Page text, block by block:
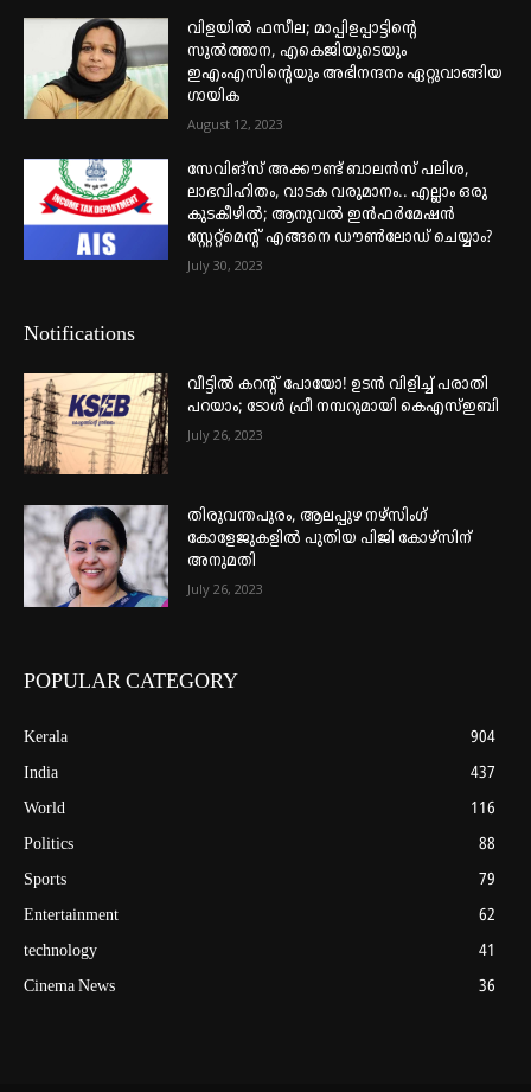
വിളയിൽ ഫസീല; മാപ്പിളപ്പാട്ടിന്റെ
സുൽത്താന, എകെജിയുടെയും
ഇഎംഎസിന്റെയും അഭിനന്ദനം ഏറ്റുവാങ്ങിയ
ഗായിക
August 12, 2023
സേവിങ്സ് അക്കൗണ്ട് ബാലൻസ് പലിശ,
ലാഭവിഹിതം, വാടക വരുമാനം.. എല്ലാം ഒരു
കുടകീഴിൽ; ആനുവൽ ഇൻഫർമേഷൻ
സ്റ്റേറ്റ്മെന്റ് എങ്ങനെ ഡൗൺലോഡ് ചെയ്യാം?
July 30, 2023
Notifications
വീട്ടില്‍ കറന്റ് പോയോ! ഉടന്‍ വിളിച്ച് പരാതി
പറയാം; ടോള്‍ ഫ്രീ നമ്പറുമായി കെഎസ്ഇബി
July 26, 2023
തിരുവന്തപുരം, ആലപ്പുഴ നഴ്‌സിംഗ്
കോളേജുകളില്‍ പുതിയ പിജി കോഴ്‌സിന്
അനുമതി
July 26, 2023
POPULAR CATEGORY
Kerala
904
India
437
World
116
Politics
88
Sports
79
Entertainment
62
technology
41
Cinema News
36